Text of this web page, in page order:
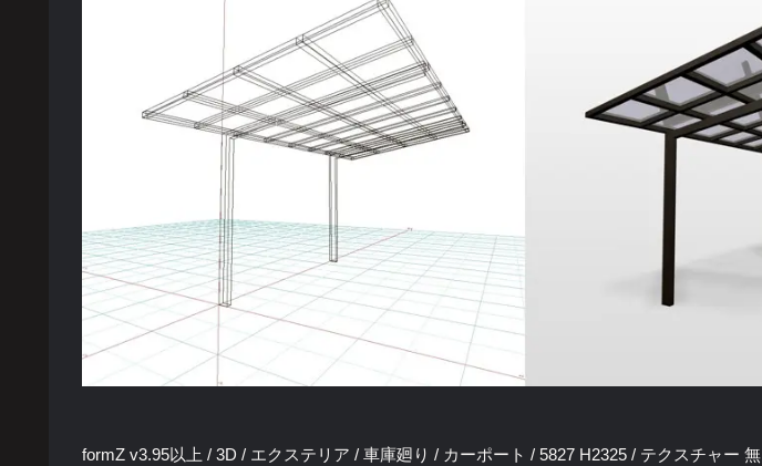
formZ v3.95以上 / 3D / エクステリア / 車庫廻り / カーポート / 5827 H2325 / テクスチャー 無